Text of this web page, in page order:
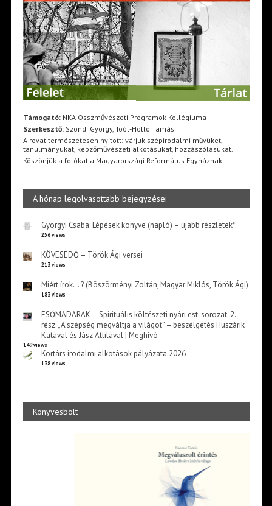
Támogató:NKA Összművészeti Programok Kollégiuma
Szerkesztő:Szondi György, Toót-Holló Tamás
A rovat természetesen nyitott: várjuk szépirodalmi művüket,
tanulmányukat, képzőművészeti alkotásukat, hozzászólásukat.
Köszönjük a fotókat a Magyarországi Református Egyháznak
A hónap legolvasottabb bejegyzései
Györgyi Csaba: Lépések könyve (napló) – újabb részletek*
256 views
KÖVESEDŐ – Török Ági versei
213 views
Miért írok… ? (Böszörményi Zoltán, Magyar Miklós, Török Ági)
183 views
ESŐMADARAK – Spirituális költészeti nyári est-sorozat, 2.
rész: „A szépség megváltja a világot” – beszélgetés Huszárik
Katával és Jász Attilával | Meghívó
149 views
Kortárs irodalmi alkotások pályázata 2026
138 views
Könyvesbolt